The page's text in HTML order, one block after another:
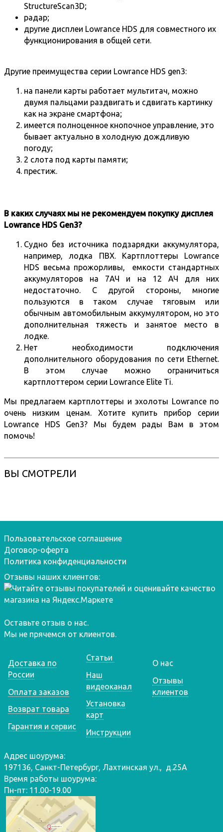
StructureScan3D;
радар;
другие дисплеи Lowrance HDS для совместного их
функционирования в общей сети.
Другие преимущества серии Lowrance HDS gen3:
на панели карты работает мультитач, можно
двумя пальцами раздвигать и сдвигать картинку
как на экране смартфона;
имеется полноценное кнопочное управление, это
бывает актуально в холодную дождливую
погоду;
2 слота под карты памяти;
престиж.
В каких случаях мы не рекомендуем покупку дисплея
Lowrance HDS Gen3?
Судно без источника подзарядки аккумулятора,
например, лодка ПВХ. Картплоттеры Lowrance
HDS весьма прожорливы, емкости стандартных
аккумуляторов на 7АЧ и на 12 АЧ для них
недостаточно. С другой стороны, многие
пользуются в таком случае тяговым или
обычным автомобильным аккумулятором, но это
дополнительная тяжесть и занятое место в
лодке.
Нет необходимости подключения
дополнительного оборудования по сети Ethernet.
В этом случае можно ограничиться
картплоттером серии Lowrance Elite Ti.
Мы предлагаем картплоттеры и эхолоты Lowrance по
очень низким ценам.
Хотите купить прибор серии
Lowrance HDS Gen3? Мы будем рады Вам в этом
помочь!
ВЫ СМОТРЕЛИ
Пользовательское соглашение
Договор-оферта
Политика конфиденциальности
Отзывы наших клиентов:
Оставьте отзыв о нас.
Мы не прячемся от клиентов.
Доставка по
России
Оплата заказов
Возврат товара
Гарантия и сервис
Статьи
Наш
видеоканал
Установка
карт
Инструкции
О нас
Отзывы
клиентов
Адрес шоурума:
197136, Санкт-Петербург, Лахтинская ул., д.25А
Время работы шоурума:
Пн-пт: 11.00-19.00